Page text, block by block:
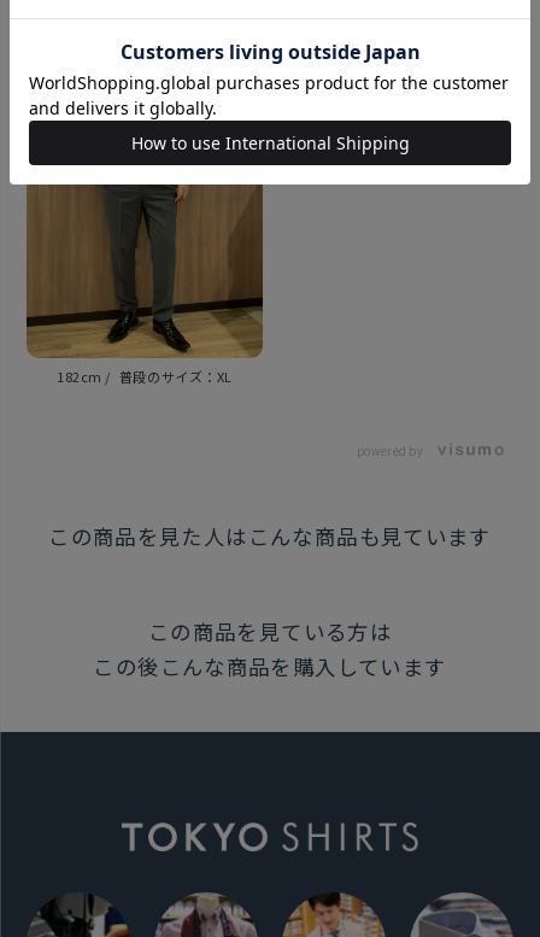
素材
表素材・牛革
裏素材・牛革
ウエスト最大110cm 幅：3cm
注意点
※返品・交換は「サイズ調整を
返品交換をお断りする場合があります。
2025年8月26日
XL
182cm
powered by
この商品を見た人はこんな商品も見ています
この商品を見ている方は
この後こんな商品を購入しています